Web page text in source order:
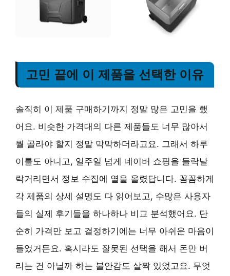
고민 끝에 이 제품을 선택한 이유
솔직히 이 제품 구매하기까지 정말 많은 고민을 했
어요. 비슷한 가격대의 다른 제품들도 너무 많아서
뭘 골라야 할지 정말 막막하더라고요. 그래서 하루
이틀도 아니고, 일주일 넘게 네이버 쇼핑을 들락날
락거리면서 정보 수집에 열을 올렸답니다. 꼼꼼하게
각 제품의 상세 설명도 다 읽어보고, 수많은 사용자
들의 실제 후기들을 하나하나 비교 분석했어요. 단
순히 가격만 보고 결정하기에는 너무 아쉬운 마음이
들었거든요. 혹시라도 잘못된 선택을 해서 돈만 버
리는 건 아닐까 하는 불안감도 살짝 있었고요. 무엇